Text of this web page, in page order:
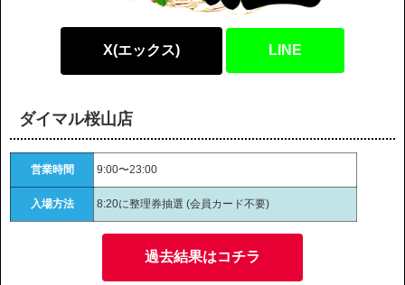
X(エックス) LINE
ダイマル桜山店
営業時間 9:00〜23:00
入場方法 8:20に整理券抽選 (会員カード不要)
過去結果はコチラ